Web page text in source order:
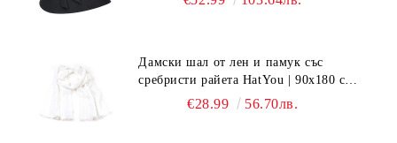
Дамски шал от лен и памук със
сребристи райета HatYou | 90x180 см |
€28.99 56.70лв.